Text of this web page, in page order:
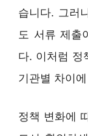
습니다. 그러
도 서류 제출
다. 이처럼 정
기관별 차이
정책 변화에